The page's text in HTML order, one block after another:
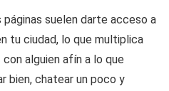
suelen darte acceso a
tu ciudad, lo que multiplica
alguien afín a lo que
bien, chatear un poco y